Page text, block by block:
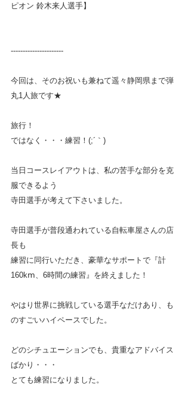
ピオン 鈴木来人選手】
----------------------
今回は、そのお祝いも兼ねて遥々静岡県まで弾
丸1人旅です★
旅行！
ではなく・・・練習！(;´｀)
当日コースレイアウトは、私の苦手な部分を克
服できるよう
寺田選手が考えて下さいました。
寺田選手が普段通われている自転車屋さんの店
長も
練習に同行いただき、豪華なサポートで『計
160kⅿ、6時間の練習』を終えました！
やはり世界に挑戦している選手なだけあり、も
のすごいハイペースでした。
どのシチュエーションでも、貴重なアドバイス
ばかり・・・
とても練習になりました。